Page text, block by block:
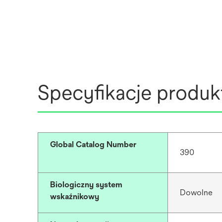
Specyfikacje
Global Catalog Number
390
Biologiczny system
wskaźnikowy
Dowolne